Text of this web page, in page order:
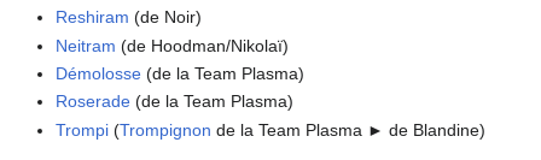
Reshiram (de Noir)
Neitram (de Hoodman/Nikolaï)
Démolosse (de la Team Plasma)
Roserade (de la Team Plasma)
Trompi (Trompignon de la Team Plasma ► de Blandine)